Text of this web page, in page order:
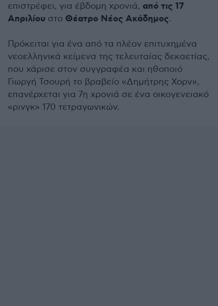
επιστρέφει, για έβδομη χρονιά, από τις 17
Απριλίου στο Θέατρο Νέος Ακάδημος.
Πρόκειται για ένα από τα πλέον επιτυχημένα
νεοελληνικά κείμενα της τελευταίας δεκαετίας,
που χάρισε στον συγγραφέα και ηθοποιό
Γιωργή Τσουρή το βραβείο «Δημήτρης Χορν»,
επανέρχεται για 7η χρονιά σε ένα οικογενειακό
«ρινγκ» 170 τετραγωνικών.